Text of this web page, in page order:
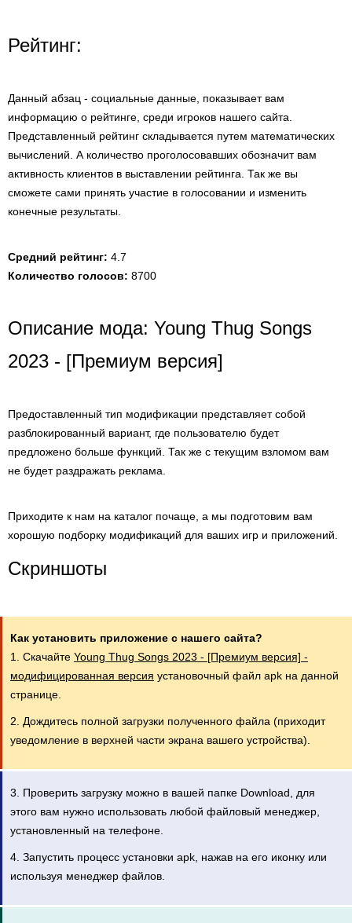
Рейтинг:
Данный абзац - социальные данные, показывает вам
информацию о рейтинге, среди игроков нашего сайта.
Представленный рейтинг складывается путем математических
вычислений. А количество проголосовавших обозначит вам
активность клиентов в выставлении рейтинга. Так же вы
сможете сами принять участие в голосовании и изменить
конечные результаты.
Средний рейтинг: 4.7
Количество голосов: 8700
Описание мода: Young Thug Songs
2023 - [Премиум версия]
Предоставленный тип модификации представляет собой
разблокированный вариант, где пользователю будет
предложено больше функций. Так же с текущим взломом вам
не будет раздражать реклама.
Приходите к нам на каталог почаще, а мы подготовим вам
хорошую подборку модификаций для ваших игр и приложений.
Скриншоты
Как установить приложение с нашего сайта?
1. Скачайте Young Thug Songs 2023 - [Премиум версия] -
модифицированная версия установочный файл apk на данной
странице.
2. Дождитесь полной загрузки полученного файла (приходит
уведомление в верхней части экрана вашего устройства).
3. Проверить загрузку можно в вашей папке Download, для
этого вам нужно использовать любой файловый менеджер,
установленный на телефоне.
4. Запустить процесс установки apk, нажав на его иконку или
используя менеджер файлов.